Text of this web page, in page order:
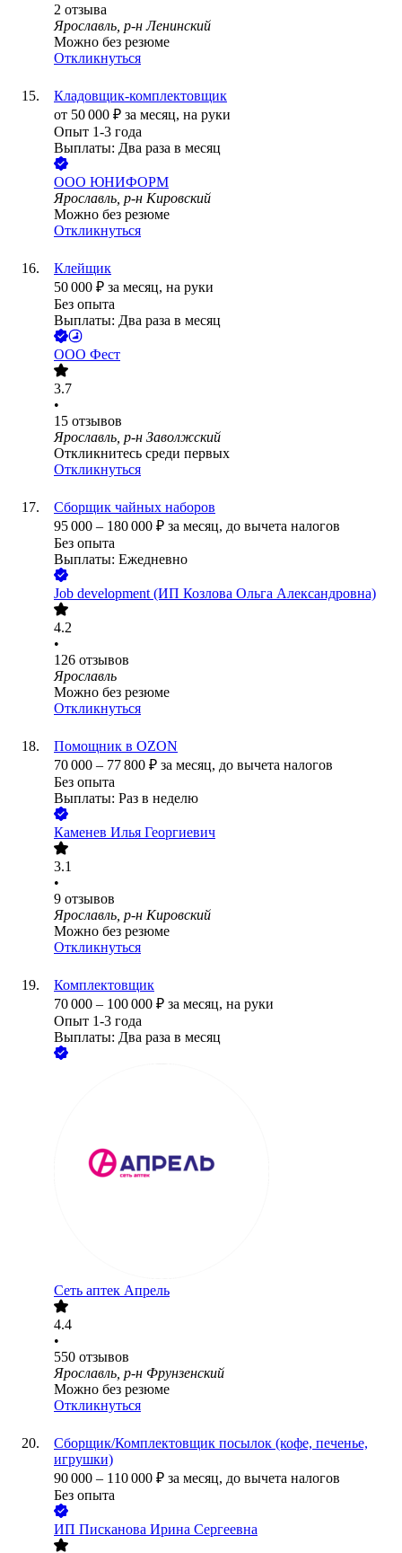
2 отзыва
Ярославль, р-н Ленинский
Можно без резюме
Откликнуться
Кладовщик-комплектовщик
от 50 000 ₽ за месяц, на руки
Опыт 1-3 года
Выплаты: Два раза в месяц
ООО ЮНИФОРМ
Ярославль, р-н Кировский
Можно без резюме
Откликнуться
Клейщик
50 000 ₽ за месяц, на руки
Без опыта
Выплаты: Два раза в месяц
ООО Фест
3.7
•
15 отзывов
Ярославль, р-н Заволжский
Откликнитесь среди первых
Откликнуться
Сборщик чайных наборов
95 000 – 180 000 ₽ за месяц, до вычета налогов
Без опыта
Выплаты: Ежедневно
Job development (ИП Козлова Ольга Александровна)
4.2
•
126 отзывов
Ярославль
Можно без резюме
Откликнуться
Помощник в OZON
70 000 – 77 800 ₽ за месяц, до вычета налогов
Без опыта
Выплаты: Раз в неделю
Каменев Илья Георгиевич
3.1
•
9 отзывов
Ярославль, р-н Кировский
Можно без резюме
Откликнуться
Комплектовщик
70 000 – 100 000 ₽ за месяц, на руки
Опыт 1-3 года
Выплаты: Два раза в месяц
Сеть аптек Апрель
4.4
•
550 отзывов
Ярославль, р-н Фрунзенский
Можно без резюме
Откликнуться
Сборщик/Комплектовщик посылок (кофе, печенье,
игрушки)
90 000 – 110 000 ₽ за месяц, до вычета налогов
Без опыта
ИП Писканова Ирина Сергеевна